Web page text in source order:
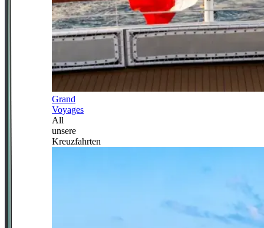
Grand
Voyages
All
unsere
Kreuzfahrten